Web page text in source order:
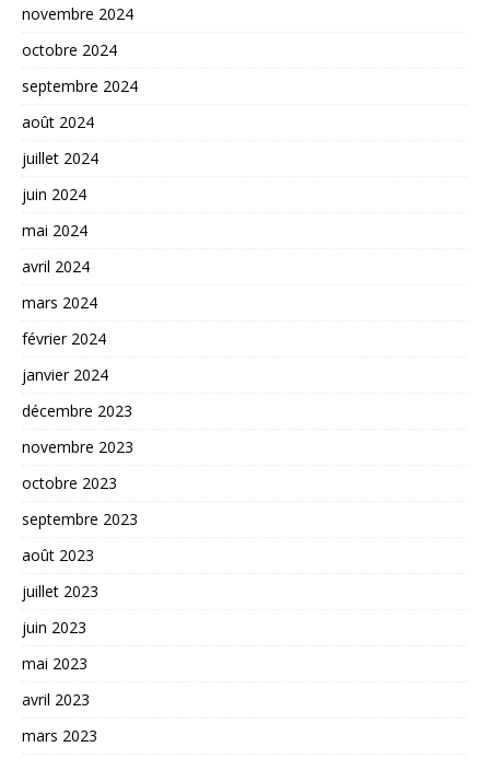
novembre 2024
octobre 2024
septembre 2024
août 2024
juillet 2024
juin 2024
mai 2024
avril 2024
mars 2024
février 2024
janvier 2024
décembre 2023
novembre 2023
octobre 2023
septembre 2023
août 2023
juillet 2023
juin 2023
mai 2023
avril 2023
mars 2023